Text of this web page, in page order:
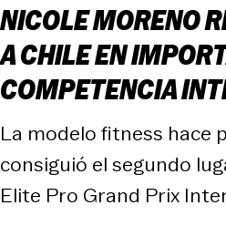
NICOLE MORENO
A CHILE EN
COMPETENCIA
La modelo fitness hace
consiguió el segundo
Elite Pro Grand Prix